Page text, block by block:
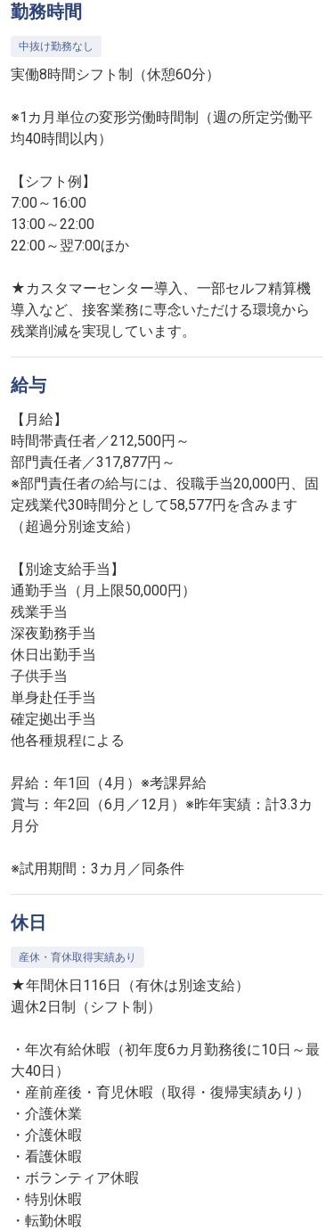
勤務時間
中抜け勤務なし
実働8時間シフト制（休憩60分）
※1カ月単位の変形労働時間制（週の所定労働平
均40時間以内）
【シフト例】
7:00～16:00
13:00～22:00
22:00～翌7:00ほか
★カスタマーセンター導入、一部セルフ精算機
導入など、接客業務に専念いただける環境から
残業削減を実現しています。
給与
【月給】
時間帯責任者／212,500円～
部門責任者／317,877円～
※部門責任者の給与には、役職手当20,000円、固
定残業代30時間分として58,577円を含みます
（超過分別途支給）
【別途支給手当】
通勤手当（月上限50,000円）
残業手当
深夜勤務手当
休日出勤手当
子供手当
単身赴任手当
確定拠出手当
他各種規程による
昇給：年1回（4月）※考課昇給
賞与：年2回（6月／12月）※昨年実績：計3.3カ
月分
※試用期間：3カ月／同条件
休日
産休・育休取得実績あり
★年間休日116日（有休は別途支給）
週休2日制（シフト制）
・年次有給休暇（初年度6カ月勤務後に10日～最
大40日）
・産前産後・育児休暇（取得・復帰実績あり）
・介護休業
・介護休暇
・看護休暇
・ボランティア休暇
・特別休暇
・転勤休暇